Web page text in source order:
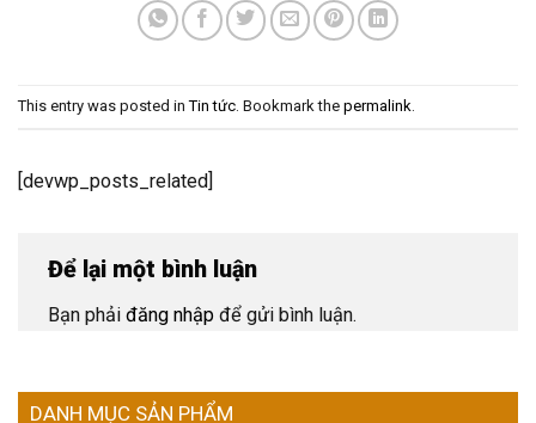
This entry was posted inTin tức . Bookmark the permalink
[devwp_posts_related]
Để lại một bình luận
Bạn phải đăng nhập để gửi bình luận.
DANH MỤC SẢN PHẨM